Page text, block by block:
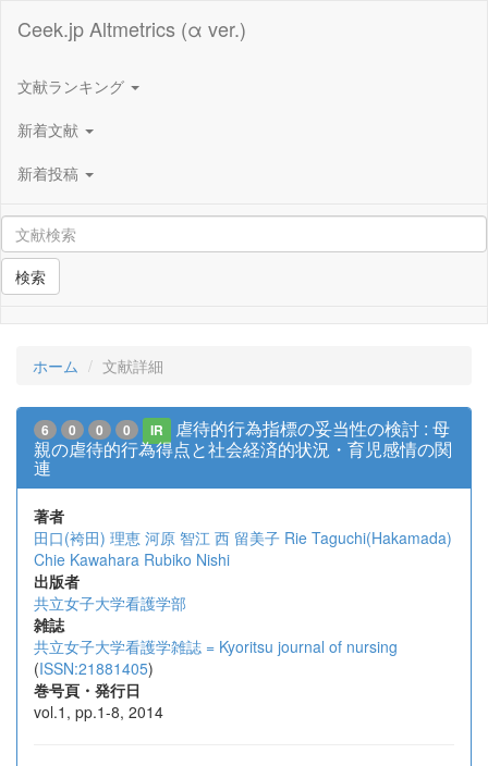
Ceek.jp Altmetrics (α ver.)
文献ランキング
新着文献
新着投稿
検索
ホーム 文献詳細
6 0 0 0 IR
虐待的行為指標の妥当性の検討 : 母
親の虐待的行為得点と社会経済的状況・育児感情の関
連
著者
田口(袴田) 理恵 河原 智江 西 留美子 Rie Taguchi(Hakamada)
Chie Kawahara Rubiko Nishi
出版者
共立女子大学看護学部
雑誌
共立女子大学看護学雑誌 = Kyoritsu journal of nursing
(ISSN:21881405)
巻号頁・発行日
vol.1, pp.1-8, 2014